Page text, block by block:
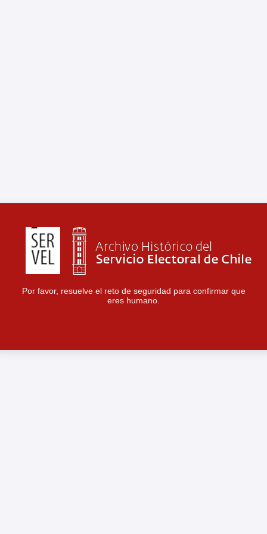
Por favor, resuelve el reto de seguridad para confirmar que
eres humano.